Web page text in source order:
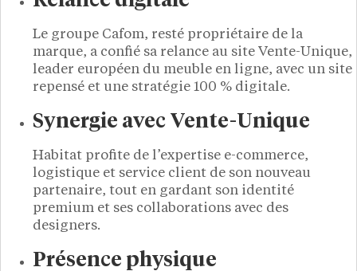
Le groupe Cafom, resté propriétaire de la
marque, a confié sa relance au site Vente-Unique,
leader européen du meuble en ligne, avec un site
repensé et une stratégie 100 % digitale.
Synergie avec Vente-Unique
Habitat profite de l’expertise e-commerce,
logistique et service client de son nouveau
partenaire, tout en gardant son identité
premium et ses collaborations avec des
designers.
Présence physique